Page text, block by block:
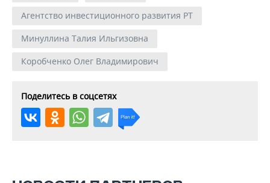
Агентство инвестиционного развития РТ
Минуллина Талия Ильгизовна
Коробченко Олег Владимирович
Поделитесь в соцсетях